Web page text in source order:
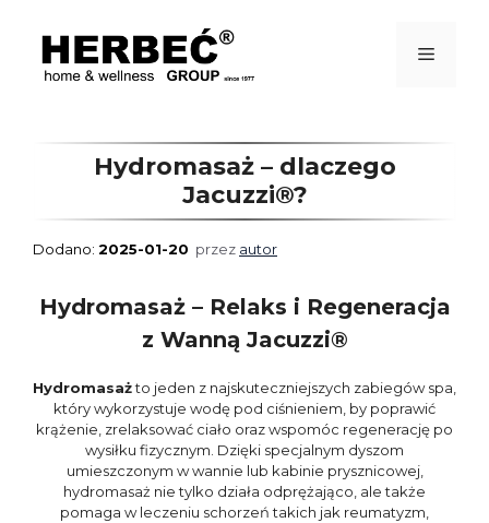
Menu
Hydromasaż – dlaczego
Jacuzzi®?
2025-01-20 przez autor
Hydromasaż – Relaks i Regeneracja
z Wanną Jacuzzi®
Hydromasażto jeden z najskuteczniejszych zabiegów spa,
który wykorzystuje wodę pod ciśnieniem, by poprawić
krążenie, zrelaksować ciało oraz wspomóc regenerację po
wysiłku fizycznym. Dzięki specjalnym dyszom
umieszczonym w wannie lub kabinie prysznicowej,
hydromasaż nie tylko działa odprężająco, ale także
pomaga w leczeniu schorzeń takich jak reumatyzm,